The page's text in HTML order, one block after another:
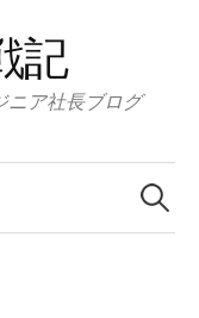
記
ニア社長ブログ
検
索: